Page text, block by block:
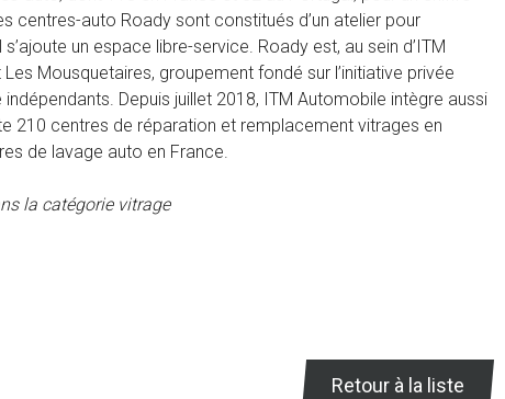
centres-auto Roady sont constitués d’un atelier pour
un espace libre-service. Roady est, au sein d’ITM
Mousquetaires, groupement fondé sur l’initiative privée
Depuis juillet 2018, ITM Automobile intègre aussi
210 centres de réparation et remplacement vitrages en
de lavage auto en France.
la catégorie vitrage
Retour à la liste